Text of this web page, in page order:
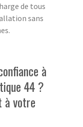
de tous
sans
à
44 ?
à votre